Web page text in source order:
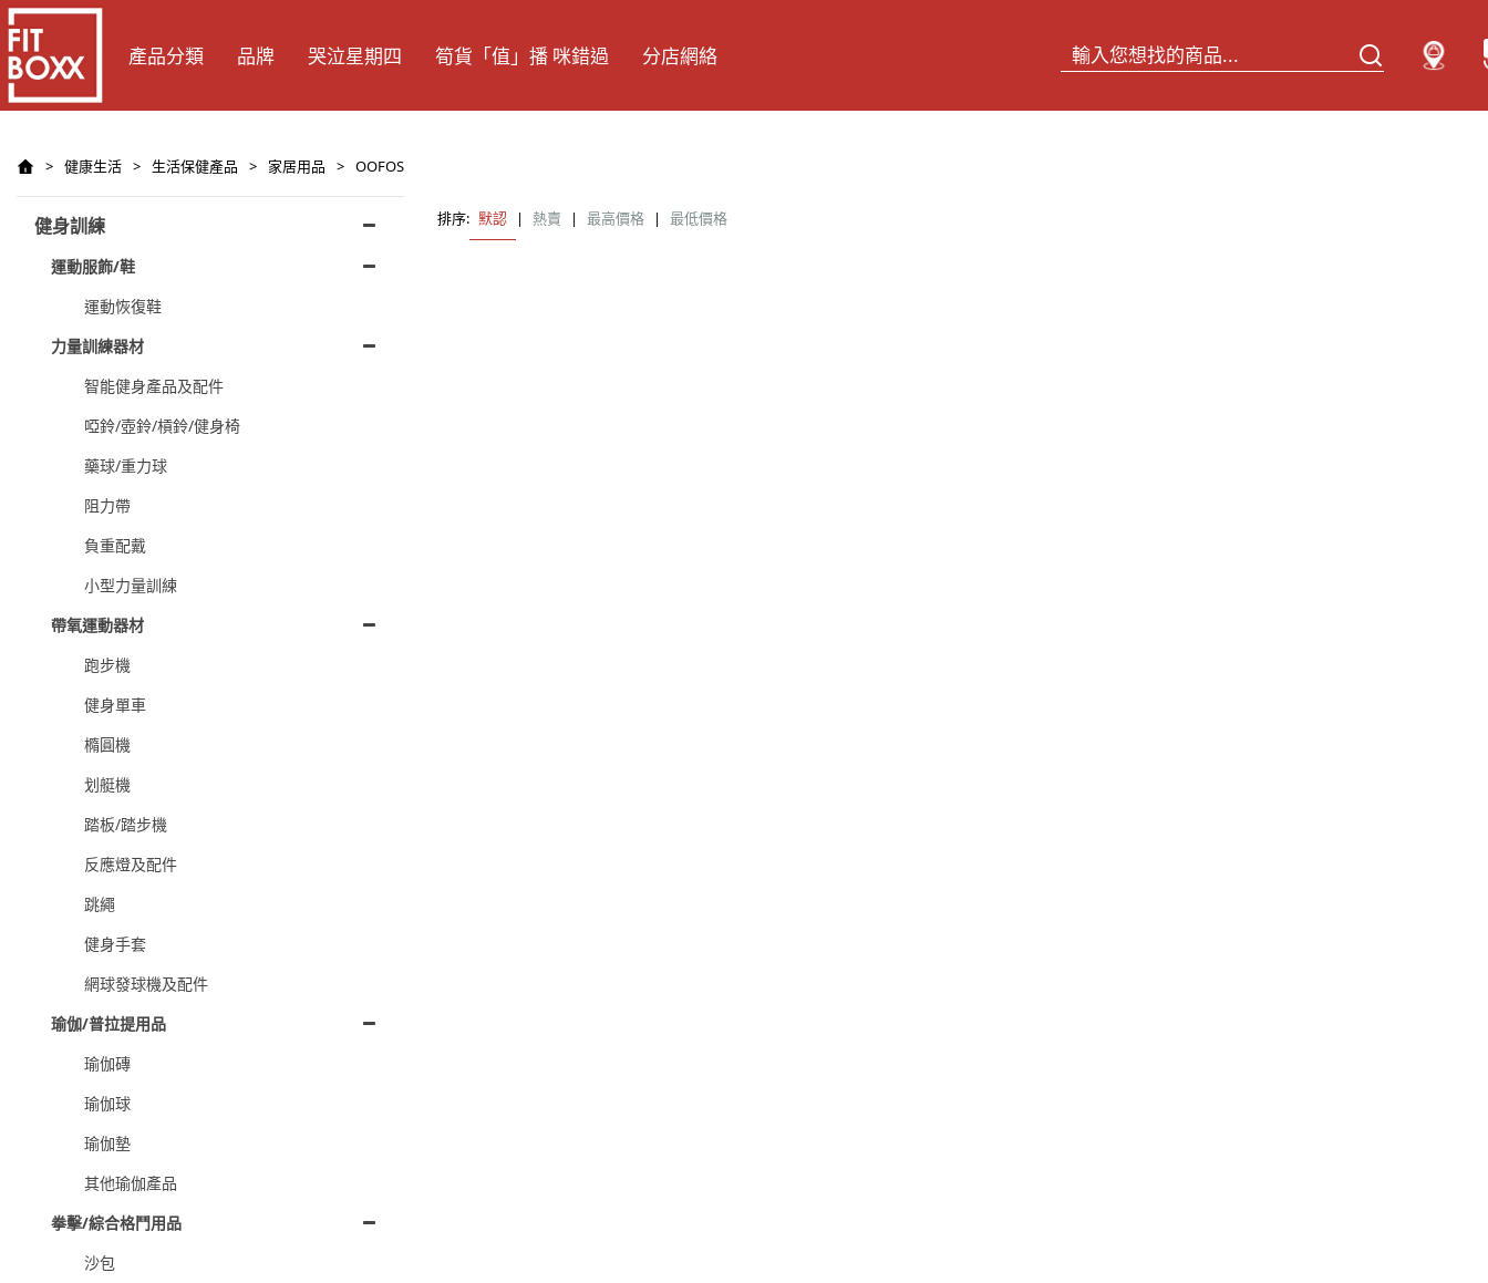
產品分類 品牌 哭泣星期四 筍貨「值」播 咪錯過 分店網絡
> 健康生活 > 生活保健產品 > 家居用品 > OOFOS
健身訓練
運動服飾/鞋
運動恢復鞋
力量訓練器材
智能健身產品及配件
啞鈴/壺鈴/槓鈴/健身椅
藥球/重力球
阻力帶
負重配戴
小型力量訓練
帶氧運動器材
跑步機
健身單車
橢圓機
划艇機
踏板/踏步機
反應燈及配件
跳繩
健身手套
網球發球機及配件
瑜伽/普拉提用品
瑜伽磚
瑜伽球
瑜伽墊
其他瑜伽產品
拳擊/綜合格鬥用品
沙包
排序: 默認 | 熱賣 | 最高價格 | 最低價格